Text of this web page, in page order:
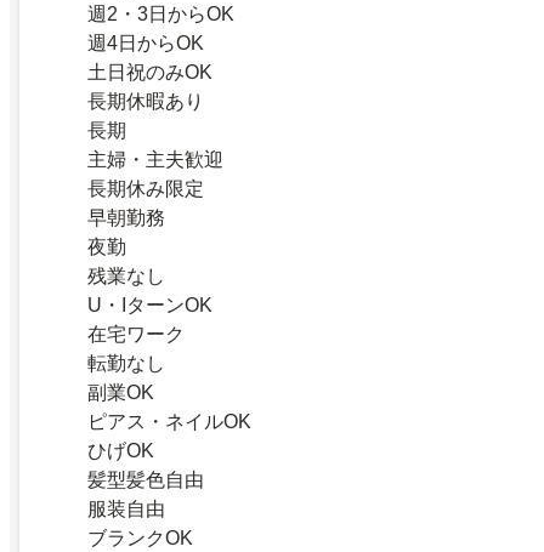
週2・3日からOK
週4日からOK
土日祝のみOK
長期休暇あり
長期
主婦・主夫歓迎
長期休み限定
早朝勤務
夜勤
残業なし
U・IターンOK
在宅ワーク
転勤なし
副業OK
ピアス・ネイルOK
ひげOK
髪型髪色自由
服装自由
ブランクOK